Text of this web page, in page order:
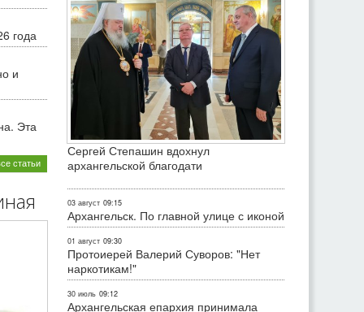
года
и
Эта
статьи
Сергей Степашин вдохнул
архангельской благодати
03 август 09:15
Архангельск. По главной улице с иконой
01 август 09:30
Протоиерей Валерий Суворов: "Нет
наркотикам!"
30 июль 09:12
Архангельская епархия принимала